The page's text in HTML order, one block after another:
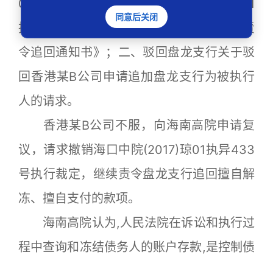
017年12月25日，海口中院作出(2017)琼01
执异433号执行裁定，裁定：一、撤销《责
令追回通知书》；二、驳回盘龙支行关于驳
回香港某B公司申请追加盘龙支行为被执行
人的请求。
香港某B公司不服，向海南高院申请复
议，请求撤销海口中院(2017)琼01执异433
号执行裁定，继续责令盘龙支行追回擅自解
冻、擅自支付的款项。
海南高院认为,人民法院在诉讼和执行过
程中查询和冻结债务人的账户存款,是控制债
同意后关闭